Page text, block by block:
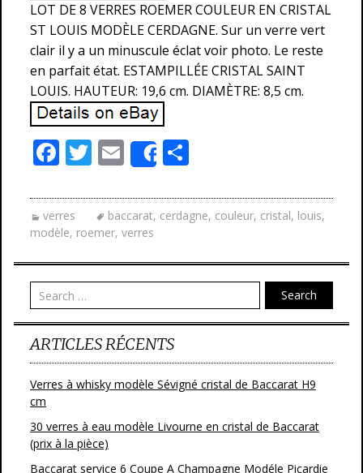
LOT DE 8 VERRES ROEMER COULEUR EN CRISTAL
ST LOUIS MODÈLE CERDAGNE. Sur un verre vert
clair il y a un minuscule éclat voir photo. Le reste
en parfait état. ESTAMPILLÉE CRISTAL SAINT
LOUIS. HAUTEUR: 19,6 cm. DIAMÈTRE: 8,5 cm.
F
e
b
o
o
k
T
itt
er
E
m
ai
l
Share
ta
g
er
verres baccarat, cerdagne, couleur, cristal, louis,
modèle, roemer, verres
Search
ARTICLES RÉCENTS
Verres à whisky modèle Sévigné cristal de Baccarat H9
cm
30 verres à eau modèle Livourne en cristal de Baccarat
(prix à la pièce)
Baccarat service 6 Coupe A Champagne Modéle Picardie